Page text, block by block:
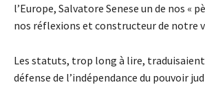
l’Europe, Salvatore Senese un de nos «
nos réflexions et constructeur de notre
Les statuts, trop long à lire,
défense de l’indépendance du pouvoir